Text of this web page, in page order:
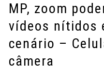
MP, zoom
vídeos nítidos
cenário –
câmera